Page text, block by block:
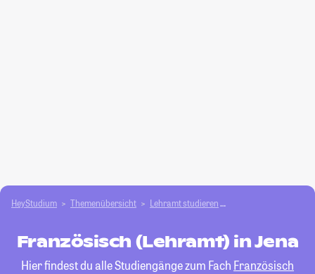
HeyStudium Themenübersicht Lehramt studieren
Französisch (Lehramt) in Jena
Hier findest du alle Studiengänge zum Fach Französisch